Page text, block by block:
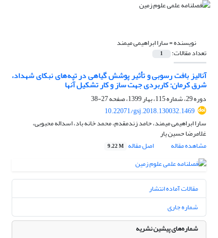
نویسنده =سارا ابراهیمی میمند
تعداد مقالات: 1
آنالیز بافت رسوبی و تأثیر پوشش گیاهی در تپه‌های نبکای شهداد،
شرق کرمان: کاربردی جهت ساز و کار تشکیل آنها
دوره 29، شماره 115، بهار 1399، صفحه
27-38
10.22071/gsj.2018.130032.1469
سارا ابراهیمی میمند، حامد زندمقدم، محمد خانه باد، اسداله محبوبی،
غلامرضا حسین یار
مشاهده مقاله
اصل مقاله 9.22 M
مقالات آماده انتشار
شماره جاری
شماره‌های پیشین نشریه